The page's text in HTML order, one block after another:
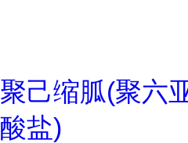
聚己缩胍(聚六
酸盐)